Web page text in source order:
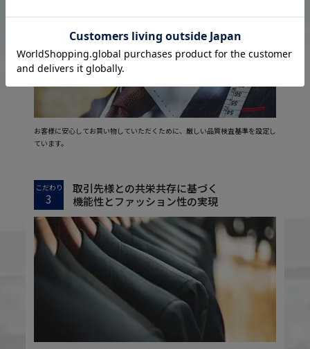
お客様に安心してお買い物していただくために、厳しい品質検査基準を設定し
ています。
こだわり
3
取引先様との共栄共存に基づく
機能性とファッション性の実現